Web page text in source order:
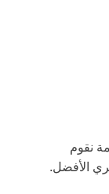
نقوم
الأفضل.